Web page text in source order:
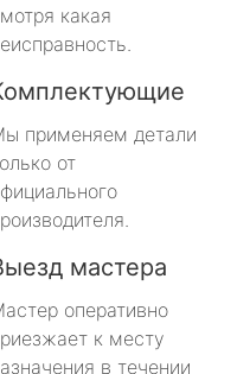
какая
применяем детали
от
мастера
оперативно
к месту
в течении